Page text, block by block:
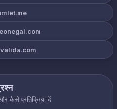
कैसे प्रतिक्रिया दें